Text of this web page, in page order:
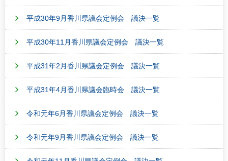
平成30年9月香川県議会定例会 議決一覧
平成30年11月香川県議会定例会 議決一覧
平成31年2月香川県議会定例会 議決一覧
平成31年4月香川県議会臨時会 議決一覧
令和元年6月香川県議会定例会 議決一覧
令和元年9月香川県議会定例会 議決一覧